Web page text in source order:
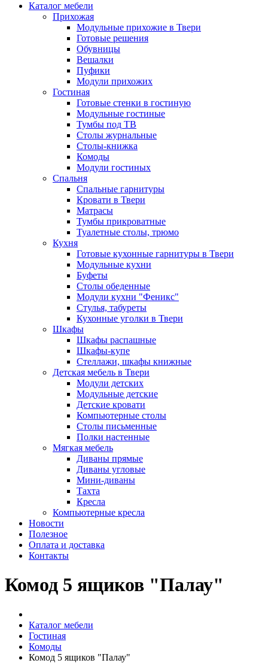
Каталог мебели
Прихожая
Модульные прихожие в Твери
Готовые решения
Обувницы
Вешалки
Пуфики
Модули прихожих
Гостиная
Готовые стенки в гостиную
Модульные гостиные
Тумбы под ТВ
Столы журнальные
Столы-книжка
Комоды
Модули гостиных
Спальня
Спальные гарнитуры
Кровати в Твери
Матрасы
Тумбы прикроватные
Туалетные столы, трюмо
Кухня
Готовые кухонные гарнитуры в Твери
Модульные кухни
Буфеты
Столы обеденные
Модули кухни "Феникс"
Стулья, табуреты
Кухонные уголки в Твери
Шкафы
Шкафы распашные
Шкафы-купе
Стеллажи, шкафы книжные
Детская мебель в Твери
Модули детских
Модульные детские
Детские кровати
Компьютерные столы
Столы письменные
Полки настенные
Мягкая мебель
Диваны прямые
Диваны угловые
Мини-диваны
Тахта
Кресла
Компьютерные кресла
Новости
Полезное
Оплата и доставка
Контакты
Комод 5 ящиков "Палау"
Каталог мебели
Гостиная
Комоды
Комод 5 ящиков "Палау"